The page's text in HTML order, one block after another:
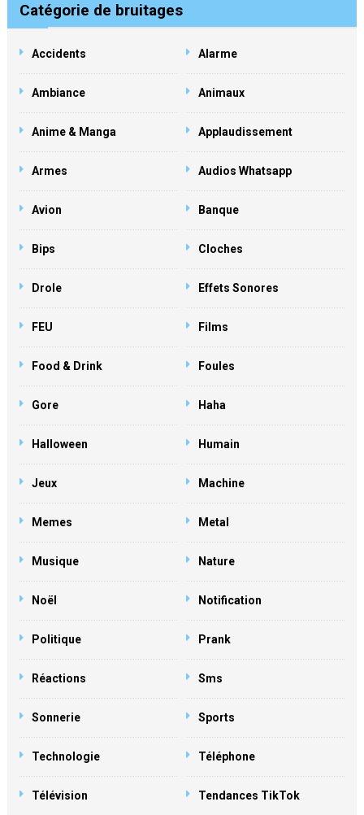
Catégorie de bruitages
Accidents Alarme
Ambiance Animaux
Anime & Manga Applaudissement
Armes Audios Whatsapp
Avion Banque
Bips Cloches
Drole Effets Sonores
FEU Films
Food & Drink Foules
Gore Haha
Halloween Humain
Jeux Machine
Memes Metal
Musique Nature
Noël Notification
Politique Prank
Réactions Sms
Sonnerie Sports
Technologie Téléphone
Télévision Tendances TikTok